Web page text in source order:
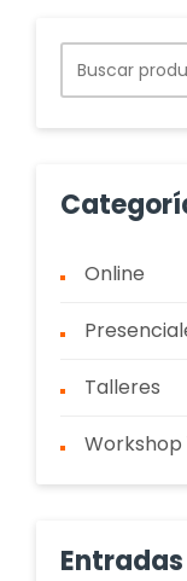
Online
Talleres
Workshop